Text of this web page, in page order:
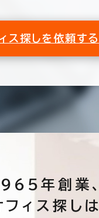
ス探しを依頼する
年創業、
フィス探しは